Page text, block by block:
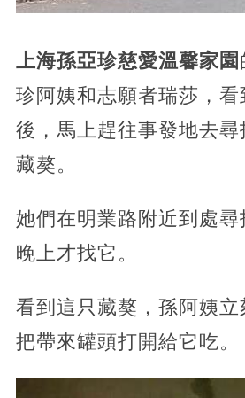
上海孫亞珍慈愛溫馨家園
珍阿姨和志願者瑞莎，看
後，馬上趕往事發地去尋
藏獒。
她們在明業路附近到處尋
晚上才找它。
看到這只藏獒，孫阿姨立
把帶來罐頭打開給它吃。